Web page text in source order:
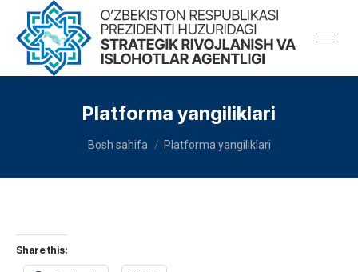
Platforma yangiliklari
You are here:
Bosh sahifa Platforma yangiliklari
Share this: